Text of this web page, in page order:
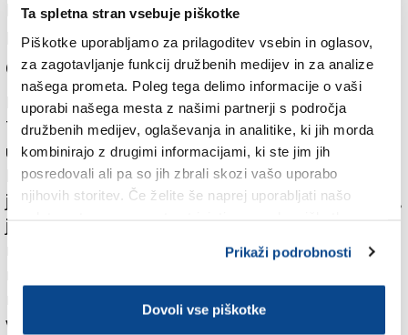
Ta spletna stran vsebuje piškotke
Piškotke uporabljamo za prilagoditev vsebin in oglasov,
za zagotavljanje funkcij družbenih medijev in za analize
našega prometa. Poleg tega delimo informacije o vaši
uporabi našega mesta z našimi partnerji s področja
družbenih medijev, oglaševanja in analitike, ki jih morda
kombinirajo z drugimi informacijami, ki ste jim jih
posredovali ali pa so jih zbrali skozi vašo uporabo
njihovih storitev. Če želite še naprej uporabljati našo
Prikaži podrobnosti
Dovoli vse piškotke
ključne vidike avstrijskega poslovnega okolja
predvsem z ozirom na ženske.
Odkrita okrogla miza
Posebno pozornost je pritegnilo predavanje Jasne
Tuta z naslovom Jadranje skozi življenje. Nekdanja
učiteljica je pred leti zapustila ustaljeno življenje in
kupila enostransko vozovnico za Avstralijo, od takrat
jadra po oceanih. Tako življenje sicer ni vedno sanjsko,
je dejala in prisotnim približala nauke, ki se jih je
naučila od morja: prilagoditi se toku, sprejemati
nevihta ne traja večno in da tudi v življenju ni mogoče
vsega nadzorovati. Pomembno je, da smo